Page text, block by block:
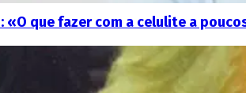
«O que fazer com a celulite a